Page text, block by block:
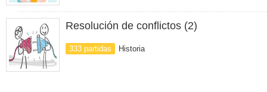
Resolución de conflictos (2)
333 partidas Historia